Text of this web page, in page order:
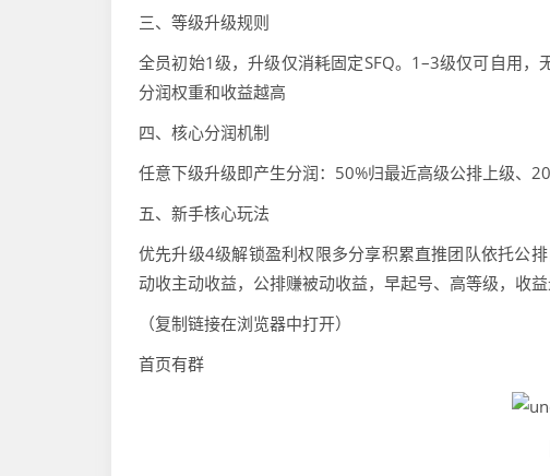
三、等级升级规则
全员初始1级，升级仅消耗固定SFQ。1–3级仅可自用
分润权重和收益越高
四、核心分润机制
任意下级升级即产生分润：50%归最近高级公排上级、
五、新手核心玩法
优先升级4级解锁盈利权限多分享积累直推团队依托公
动收主动收益，公排赚被动收益，早起号、高等级，收
（复制链接在浏览器中打开）
首页有群